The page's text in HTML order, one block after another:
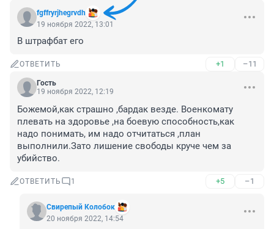
fgffryrjhegrvdh
19 ноября 2022, 13:01
В штрафбат его
ОТВЕТИТЬ +1 –11
Гость
19 ноября 2022, 12:19
Божемой,как страшно ,бардак везде. Военкомату
плевать на здоровье ,на боевую способность,как
надо понимать, им надо отчитаться ,план
выполнили.Зато лишение свободы круче чем за
убийство.
ОТВЕТИТЬ 1 +5 –1
Свирепый Колобок
20 ноября 2022, 14:54